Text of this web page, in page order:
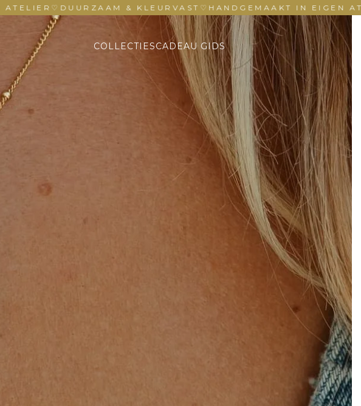
♡ DUURZAAM & KLEURVAST♡HANDGEMAAKT IN EIGEN ATELIER ♡
COLLECTIESCADEAU GIDS